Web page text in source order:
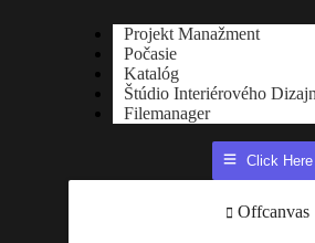
Projekt Manažment
Počasie
Katalóg
Štúdio Interiérového
Filemanager
Click Here
Offcanvas